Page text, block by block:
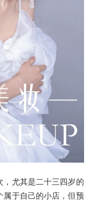
，尤其是二十三四岁的
属于自己的小店，但预